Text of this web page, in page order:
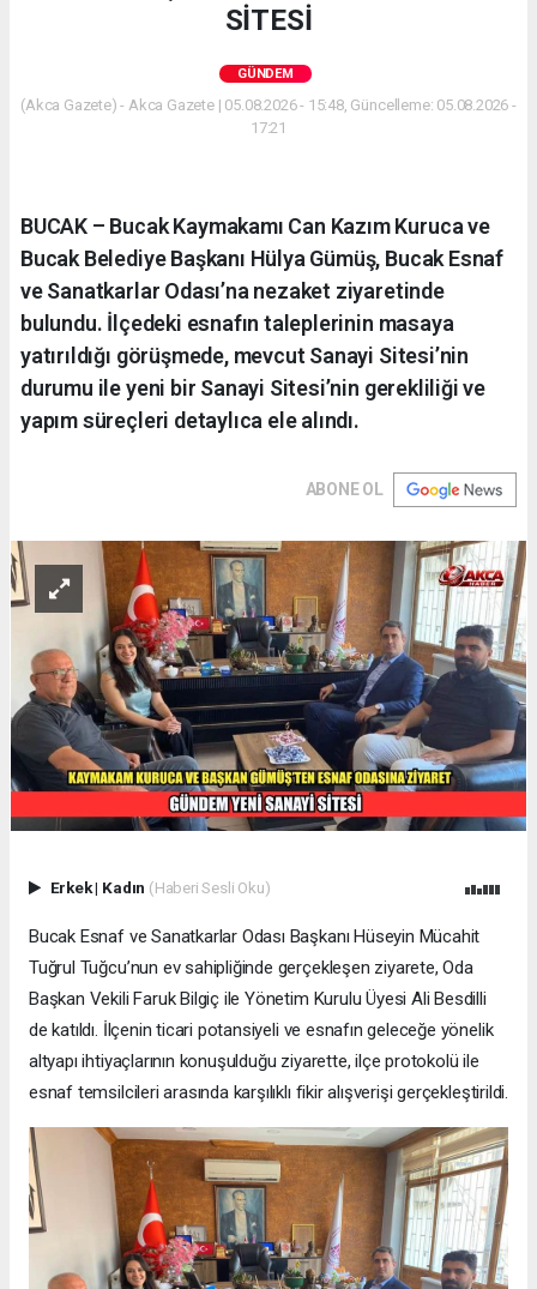
SİTESİ
GÜNDEM
(Akca Gazete) - Akca Gazete | 05.08.2026 - 15:48, Güncelleme: 05.08.2026 -
17:21
BUCAK – Bucak Kaymakamı Can Kazım Kuruca ve
Bucak Belediye Başkanı Hülya Gümüş, Bucak Esnaf
ve Sanatkarlar Odası’na nezaket ziyaretinde
bulundu. İlçedeki esnafın taleplerinin masaya
yatırıldığı görüşmede, mevcut Sanayi Sitesi’nin
durumu ile yeni bir Sanayi Sitesi’nin gerekliliği ve
yapım süreçleri detaylıca ele alındı.
ABONE OL
Erkek| Kadın (Haberi Sesli Oku)
Bucak Esnaf ve Sanatkarlar Odası Başkanı Hüseyin Mücahit
Tuğrul Tuğcu’nun ev sahipliğinde gerçekleşen ziyarete, Oda
Başkan Vekili Faruk Bilgiç ile Yönetim Kurulu Üyesi Ali Besdilli
de katıldı. İlçenin ticari potansiyeli ve esnafın geleceğe yönelik
altyapı ihtiyaçlarının konuşulduğu ziyarette, ilçe protokolü ile
esnaf temsilcileri arasında karşılıklı fikir alışverişi gerçekleştirildi.